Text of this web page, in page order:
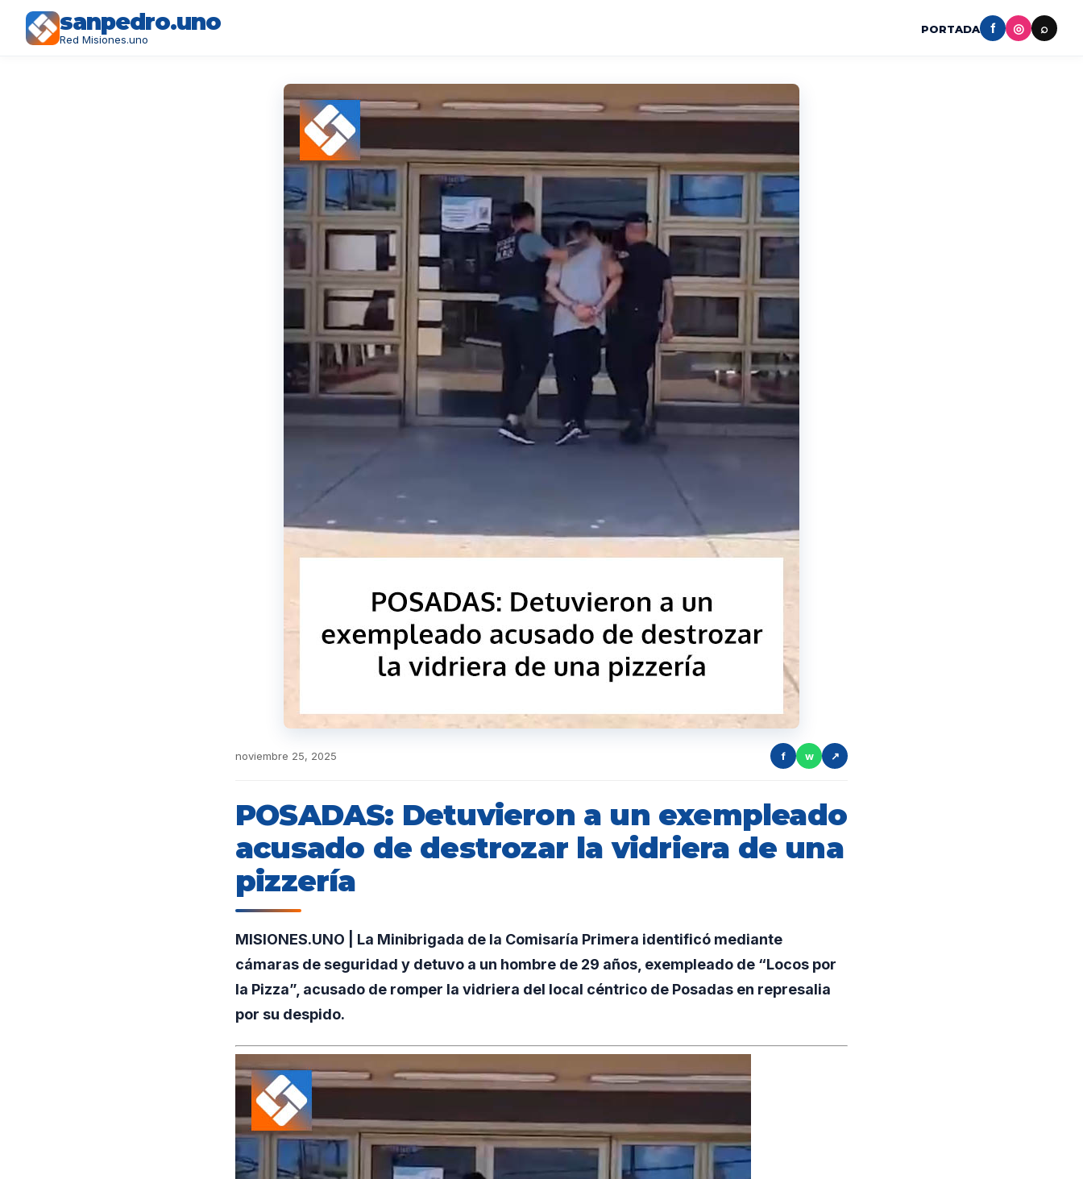
sanpedro.uno
Red Misiones.uno
PORTADA f ◎ ⌕
noviembre 25, 2025 f w ↗
POSADAS: Detuvieron a un exempleado
acusado de destrozar la vidriera de una
pizzería
MISIONES.UNO | La Minibrigada de la Comisaría Primera identificó mediante
cámaras de seguridad y detuvo a un hombre de 29 años, exempleado de “Locos por
la Pizza”, acusado de romper la vidriera del local céntrico de Posadas en represalia
por su despido.